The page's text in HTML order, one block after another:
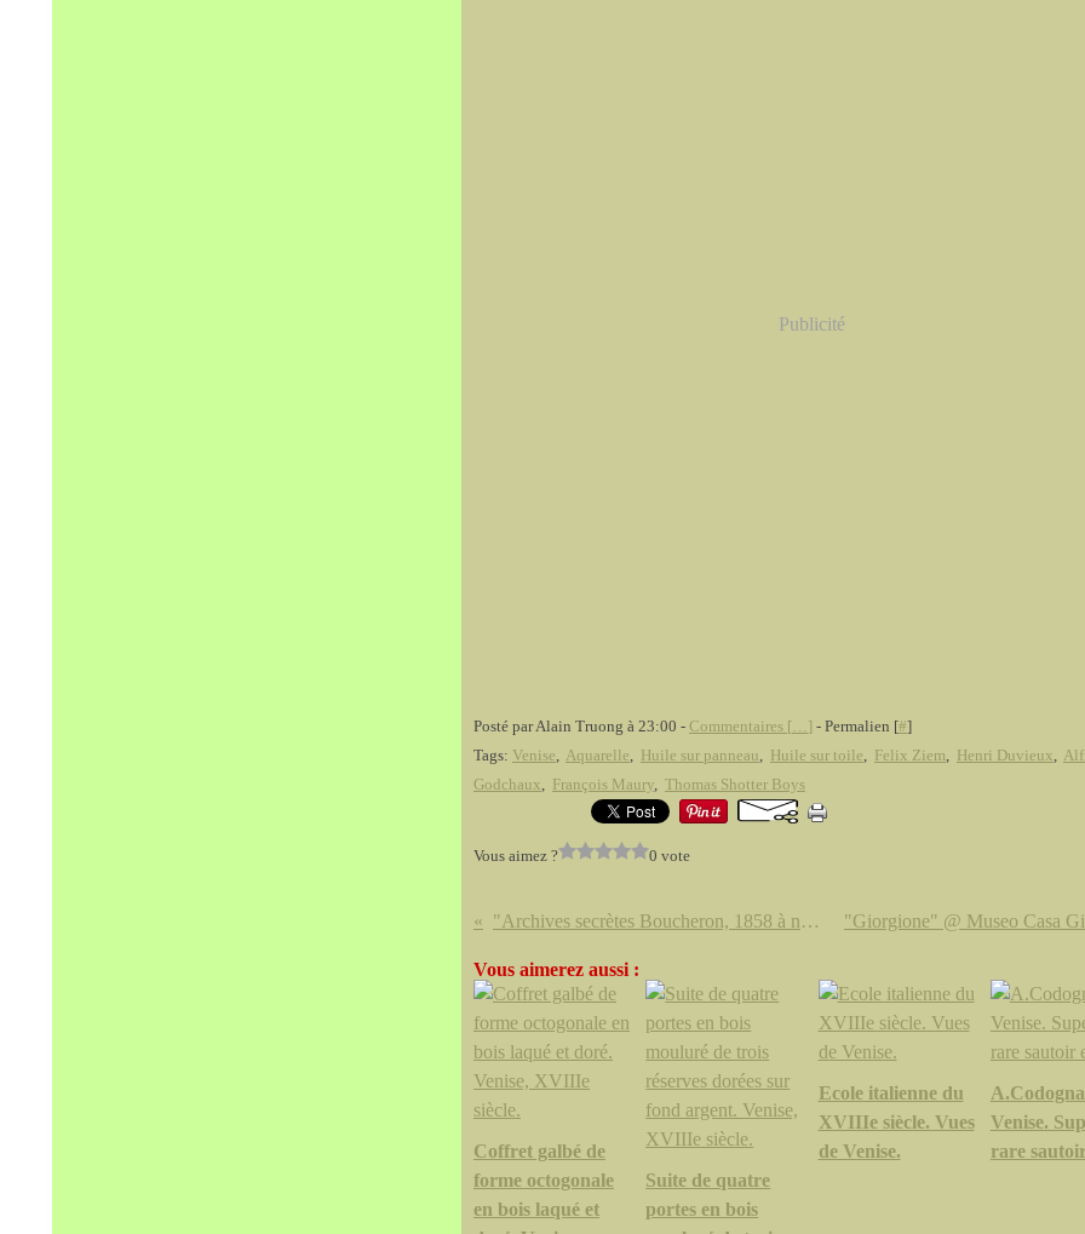
Publicité
Posté par Alain Truong à 23:00 - Commentaires [… ] - Permalien [#]
Tags: Venise, Aquarelle, Huile sur panneau, Huile sur toile, Felix Ziem, Henri Duvieux,
Godchaux, François Maury, Thomas Shotter Boys
Vous aimez ? 0 vote
"Archives secrètes Boucheron, 1858 à nos jours" de Vincent Meylan
Vous aimerez aussi :
Coffret galbé de
forme octogonale
en bois laqué et
Suite de quatre
portes en bois
Ecole italienne du
XVIIIe siècle. Vues
de Venise.
Venise.
rare